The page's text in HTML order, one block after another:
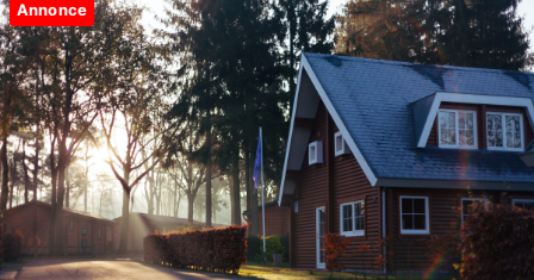
Annonce